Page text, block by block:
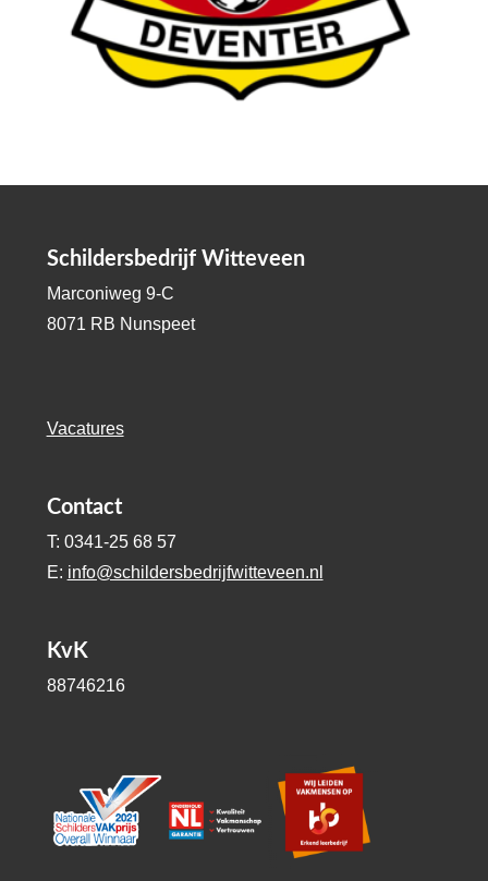
Schildersbedrijf Witteveen
Marconiweg 9-C
8071 RB Nunspeet
Vacatures
Contact
T: 0341-25 68 57
E: info@schildersbedrijfwitteveen.nl
KvK
88746216